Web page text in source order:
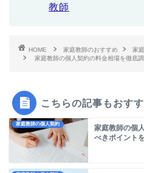
教師
HOME 家庭教師のおすすめ
家
家庭教師の個人契約の料金相場を徹底
こちらの記事もおす
家庭教師の個人契約
家庭教師の個
べきポイント